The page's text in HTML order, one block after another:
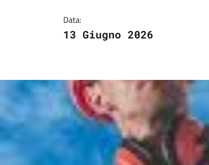
Data:
13 Giugno 2026